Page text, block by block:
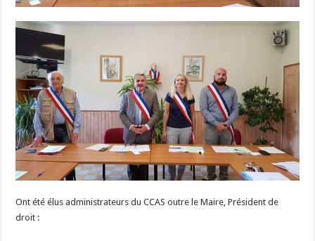
Ont été élus administrateurs du CCAS outre le Maire, Président de
droit :